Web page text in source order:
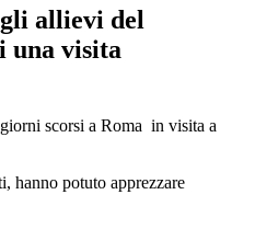
allievi del
una visita
scorsi a Roma in visita a
hanno potuto apprezzare